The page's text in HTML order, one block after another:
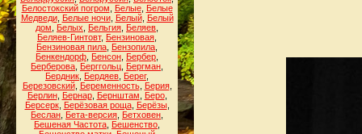
Белостокский погром
Белые, Белые
Медведи, Белые ночи, Белый, Белый
дом
Белых Бельгия Беляев
Беляев-Гинтовт, Бензиновая
Бензиновая пила Бензопила
Бенкендорф Бенсон Бербер
Берберова Берггольц Бергман
Бердник Бердяев Берег,
Березовский, Беременность, Берия,
Берлин, Бернар, Бернштам Беро,
Берсерк, Берёзовая роща, Берёзы,
Беслан Бета-версия Бетховен
Бешеная Частота Бешенство